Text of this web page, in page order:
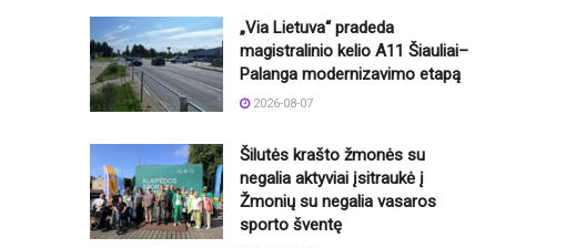
„Via Lietuva“ pradeda
magistralinio kelio A11 Šiauliai–
Palanga modernizavimo etapą
2026-08-07
Šilutės krašto žmonės su
negalia aktyviai įsitraukė į
Žmonių su negalia vasaros
sporto šventę